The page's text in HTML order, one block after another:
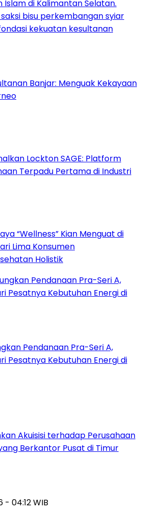
Banjar: Menguak Kekayaan
Lockton SAGE: Platform
Terpadu Pertama di Industri
“Wellness” Kian Menguat di
Lima Konsumen
Holistik
Pendanaan Pra-Seri A,
Pesatnya Kebutuhan Energi di
Akuisisi terhadap Perusahaan
Berkantor Pusat di Timur
- 04:12 WIB